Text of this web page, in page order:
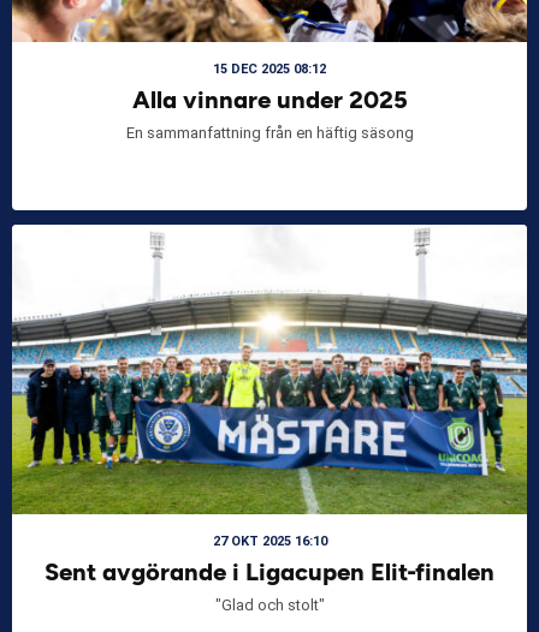
15 DEC 2025 08:12
Alla vinnare under 2025
En sammanfattning från en häftig säsong
27 OKT 2025 16:10
Sent avgörande i Ligacupen Elit-finalen
"Glad och stolt"